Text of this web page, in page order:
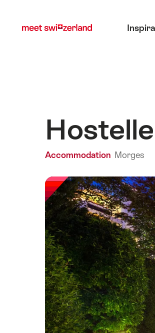
myswitzerland.com
Accommodation Morges